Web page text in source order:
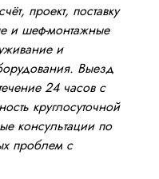
проект, поставку
и шеф-монтажные
и
Выезд
24 часов с
круглосуточной
консультации по
проблем с